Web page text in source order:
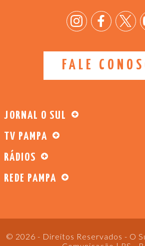
FALE
JORNAL O SUL
TV PAMPA
RÁDIOS
REDE PAMPA
© 2026 - Direitos Reservados - O